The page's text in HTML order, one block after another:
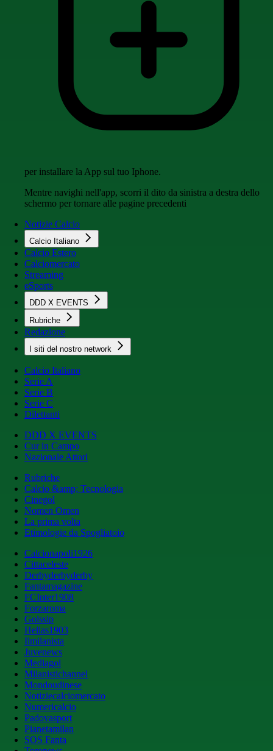
per installare la App sul tuo Iphone.
Mentre navighi nell'app, scorri il dito da sinistra a destra dello
schermo per tornare alle pagine precedenti
Notizie Calcio
Calcio Italiano
Calcio Estero
Calciomercato
Streaming
eSports
DDD X EVENTS
Rubriche
Redazione
I siti del nostro network
Calcio Italiano
Serie A
Serie B
Serie C
Dilettanti
DDD X EVENTS
Cur in Campo
Nazionale Attori
Rubriche
Calcio &amp; Tecnologia
Cinegol
Nomen Omen
La prima volta
Etimologie da Spogliatoio
Calcionapoli1926
Cittaceleste
Derbyderbyderby
Fantamagazine
FCInter1908
Forzaroma
Golssip
Hellas1903
Ilmilanista
Juvenews
Mediagol
Milanistichannel
Mondoudinese
Notiziecalciomercato
Numericalcio
Padovasport
Pianetamilan
SOS Fanta